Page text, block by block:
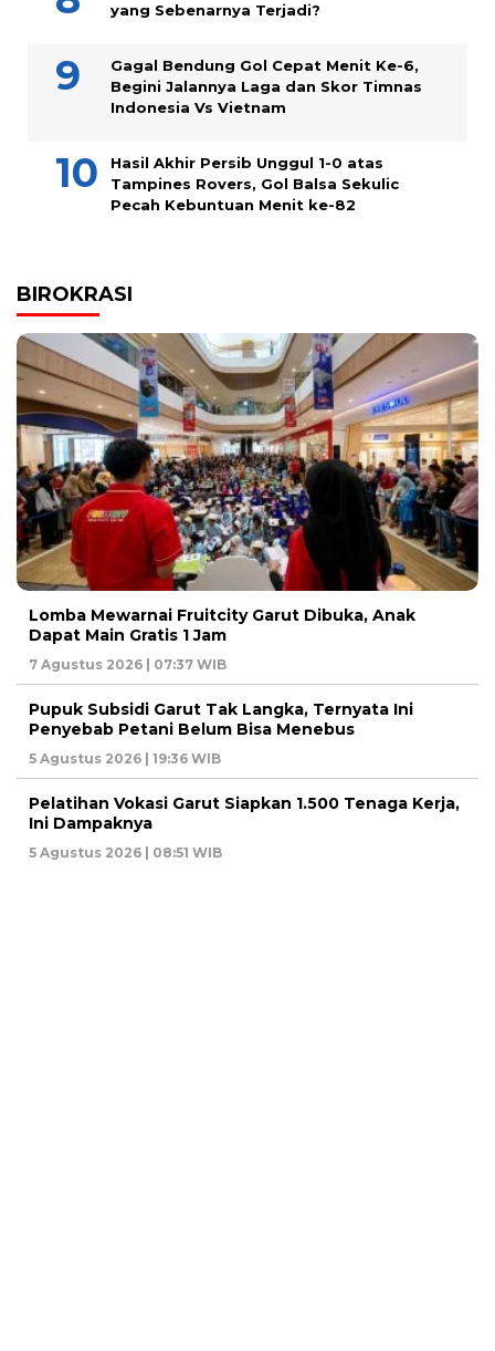
yang Sebenarnya Terjadi?
Gagal Bendung Gol Cepat Menit Ke-6,
Begini Jalannya Laga dan Skor Timnas
Indonesia Vs Vietnam
Hasil Akhir Persib Unggul 1-0 atas
Tampines Rovers, Gol Balsa Sekulic
Pecah Kebuntuan Menit ke-82
BIROKRASI
Lomba Mewarnai Fruitcity Garut Dibuka, Anak
Dapat Main Gratis 1 Jam
7 Agustus 2026 | 07:37 WIB
Pupuk Subsidi Garut Tak Langka, Ternyata Ini
Penyebab Petani Belum Bisa Menebus
5 Agustus 2026 | 19:36 WIB
Pelatihan Vokasi Garut Siapkan 1.500 Tenaga Kerja,
Ini Dampaknya
5 Agustus 2026 | 08:51 WIB